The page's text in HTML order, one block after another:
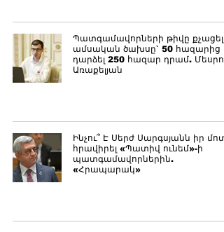
Պատգամավորների թիվը քչացել
ամսական ծախսը` 50 հազարից
դարձել 250 հազար դրամ.
Առաքելյան
Ինչու՞ Է Սերժ Սարգսյանն իր մոտ
հրավիրել «Պատիվ ունեմ»-ի
պատգամավորներին.
«Հրապարակ»